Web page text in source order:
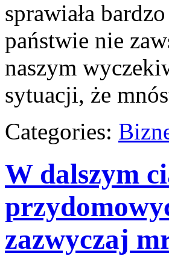
sprawiała
państwie nie
naszym
sytuacji, że
Categories:
W dalszym
zazwyczaj